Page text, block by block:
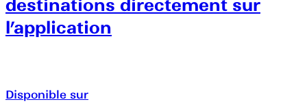
destinations directement sur
l’application
Disponible sur